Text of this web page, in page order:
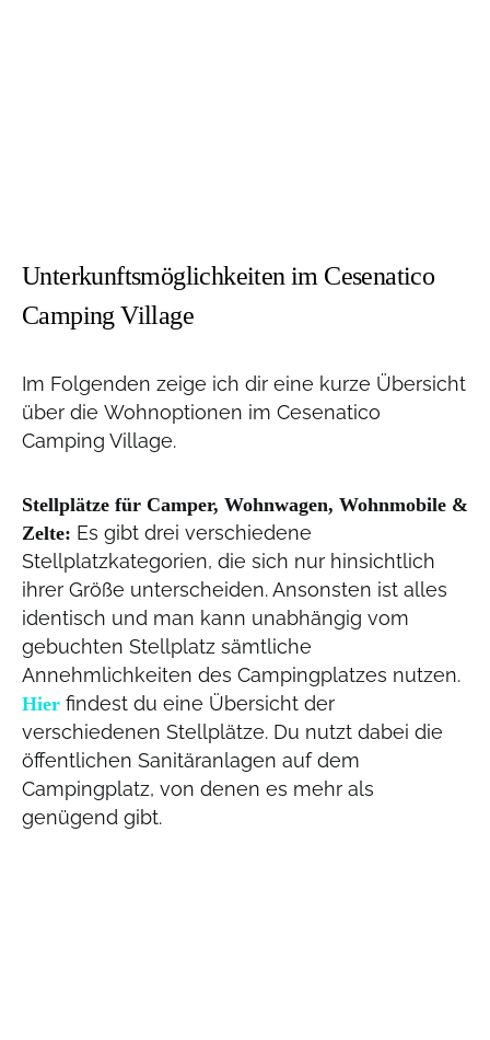
Unterkunftsmöglichkeiten im Cesenatico
Camping Village
Im Folgenden zeige ich dir eine kurze Übersicht
über die Wohnoptionen im Cesenatico
Camping Village.
Stellplätze für Camper, Wohnwagen, Wohnmobile &
Zelte: Es gibt drei verschiedene
Stellplatzkategorien, die sich nur hinsichtlich
ihrer Größe unterscheiden. Ansonsten ist alles
identisch und man kann unabhängig vom
gebuchten Stellplatz sämtliche
Annehmlichkeiten des Campingplatzes nutzen.
Hier findest du eine Übersicht der
verschiedenen Stellplätze. Du nutzt dabei die
öffentlichen Sanitäranlagen auf dem
Campingplatz, von denen es mehr als
genügend gibt.